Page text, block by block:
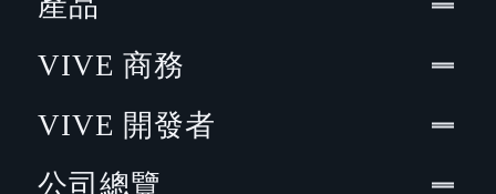
VIVE 商務
VIVE 開發者
公司總覽